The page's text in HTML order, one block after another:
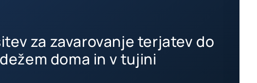
za zavarovanje terjatev do
doma in v tujini